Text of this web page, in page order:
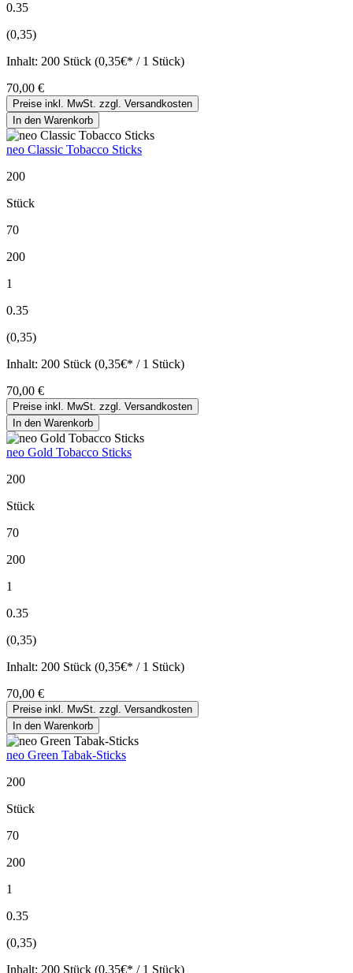
0.35
(0,35)
Inhalt: 200 Stück (0,35€* / 1 Stück)
70,00 €
Preise inkl. MwSt. zzgl. Versandkosten
In den Warenkorb
neo Classic Tobacco Sticks
200
Stück
70
200
1
0.35
(0,35)
Inhalt: 200 Stück (0,35€* / 1 Stück)
70,00 €
Preise inkl. MwSt. zzgl. Versandkosten
In den Warenkorb
neo Gold Tobacco Sticks
200
Stück
70
200
1
0.35
(0,35)
Inhalt: 200 Stück (0,35€* / 1 Stück)
70,00 €
Preise inkl. MwSt. zzgl. Versandkosten
In den Warenkorb
neo Green Tabak-Sticks
200
Stück
70
200
1
0.35
(0,35)
Inhalt: 200 Stück (0,35€* / 1 Stück)